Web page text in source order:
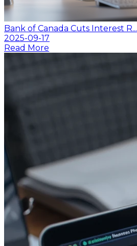
Bank of Canada Cuts Interest R...
2025-09-17
Read More